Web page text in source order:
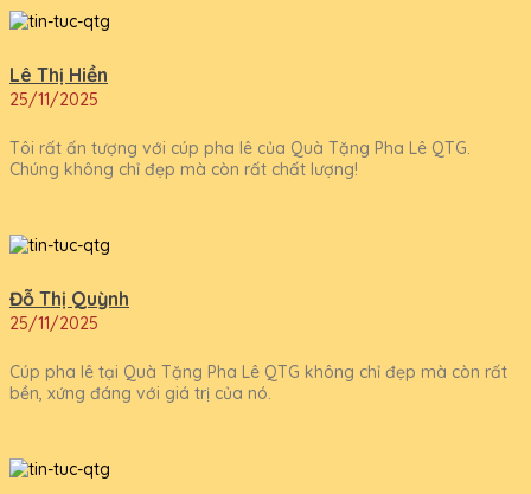
Lê Thị Hiền
25/11/2025
Tôi rất ấn tượng với cúp pha lê của Quà Tặng Pha Lê QTG.
Chúng không chỉ đẹp mà còn rất chất lượng!
Đỗ Thị Quỳnh
25/11/2025
Cúp pha lê tại Quà Tặng Pha Lê QTG không chỉ đẹp mà còn rất
bền, xứng đáng với giá trị của nó.